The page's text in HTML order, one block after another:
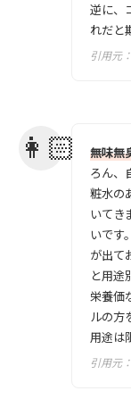
逆に、
れだと
引用元：
無味無
ろん、
粧水の
いてき
いです
が出て
と用途
栄養価
ルの方
用途は
引用元：